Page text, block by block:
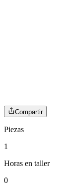
Compartir
Piezas
1
Horas en taller
0